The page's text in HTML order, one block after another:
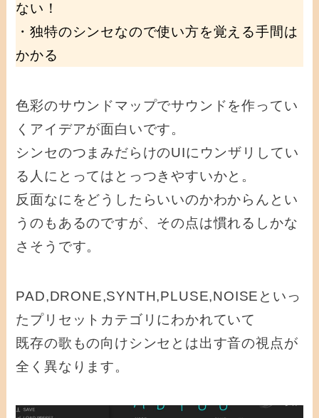
ない！
・独特のシンセなので使い方を覚える手間は
かかる
色彩のサウンドマップでサウンドを作ってい
くアイデアが面白いです。
シンセのつまみだらけのUIにウンザリしてい
る人にとってはとっつきやすいかと。
反面なにをどうしたらいいのかわからんとい
うのもあるのですが、その点は慣れるしかな
さそうです。
PAD,DRONE,SYNTH,PLUSE,NOISEといっ
たプリセットカテゴリにわかれていて
既存の歌もの向けシンセとは出す音の視点が
全く異なります。